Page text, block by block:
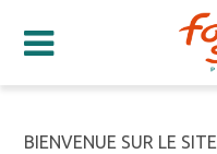
BIENVENUE SUR LE SITE